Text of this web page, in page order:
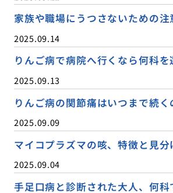
家族や職場にうつさないための注
2025.09.14
りんご病で病院へ行くなら何科を
2025.09.13
りんご病の関節痛はいつまで続く
2025.09.09
マイコプラズマの咳、特徴と見分
2025.09.04
手足口病と診断された大人、何科